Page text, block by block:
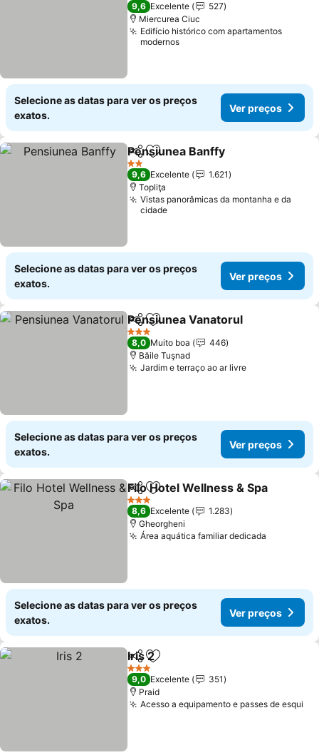
9,6 Excelente
527
Miercurea Ciuc
Edifício histórico com apartamentos
modernos
Selecione as datas para ver os preços
exatos.
Ver preços
PartilharAdicionar aos favoritos
Pensiunea Banffy
2 Estrelas
9,6 Excelente
1.621
Topliţa
Vistas panorâmicas da montanha e da
cidade
Selecione as datas para ver os preços
exatos.
Ver preços
PartilharAdicionar aos favoritos
Pensiunea Vanatorul
3 Estrelas
8,0 Muito boa
446
Băile Tuşnad
Jardim e terraço ao ar livre
Selecione as datas para ver os preços
exatos.
Ver preços
PartilharAdicionar aos favoritos
Filo Hotel Wellness & Spa
3 Estrelas
8,6 Excelente
1.283
Gheorgheni
Área aquática familiar dedicada
Selecione as datas para ver os preços
exatos.
Ver preços
PartilharAdicionar aos favoritos
Iris 2
3 Estrelas
9,0 Excelente
351
Praid
Acesso a equipamento e passes de esqui